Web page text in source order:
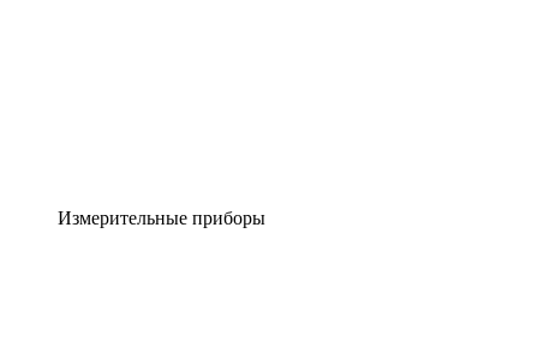
Измерительные приборы